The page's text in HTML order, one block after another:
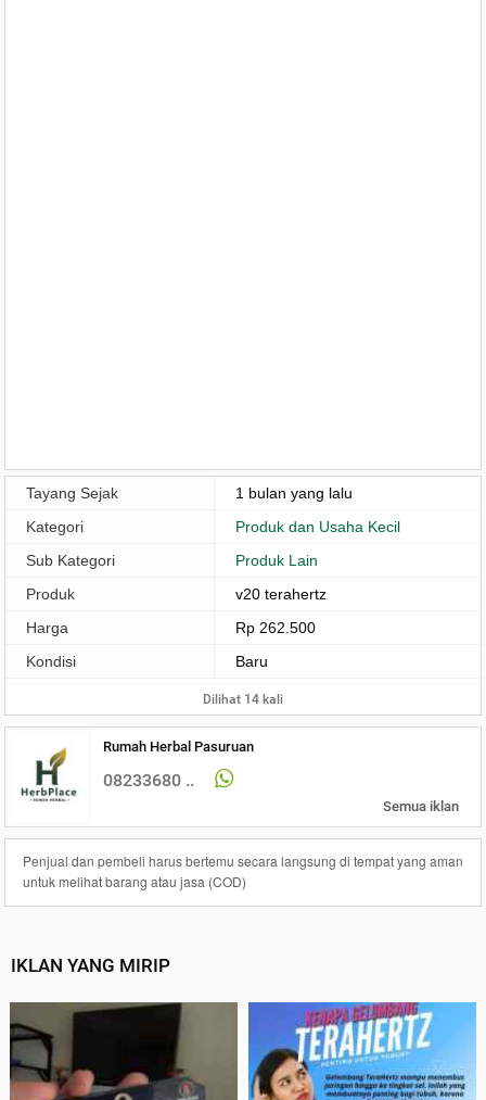
Tayang Sejak
1 bulan yang lalu
Kategori
Produk dan Usaha Kecil
Sub Kategori
Produk Lain
Produk
v20 terahertz
Harga
Rp 262.500
Kondisi
Baru
Dilihat 14 kali
Rumah Herbal Pasuruan
08233680 ..
Semua iklan
Penjual dan pembeli harus bertemu secara langsung di tempat yang aman
untuk melihat barang atau jasa (COD)
IKLAN YANG MIRIP